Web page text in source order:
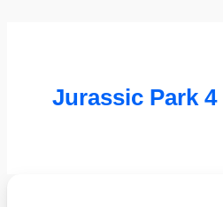
Jurassic Park 4